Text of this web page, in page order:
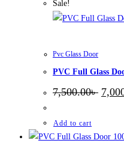
Sale!
Pvc Glass Door
PVC Full Glass
7,500.00৳
price
Add to cart